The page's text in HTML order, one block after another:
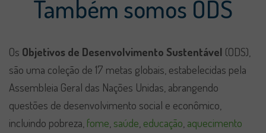
Também somos ODS
Os Objetivos de Desenvolvimento Sustentável (ODS),
são uma coleção de 17 metas globais, estabelecidas pela
Assembleia Geral das Nações Unidas, abrangendo
questões de desenvolvimento social e econômico,
incluindo pobreza, fome saúde educação aquecimento